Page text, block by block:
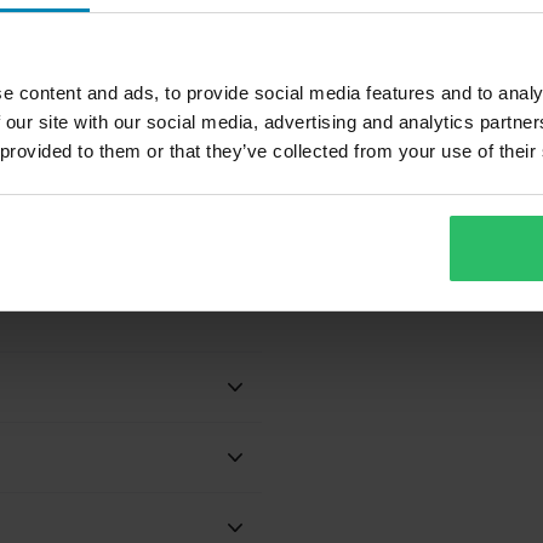
content and ads, to provide social media features and to
site with our social media, advertising and analytics
to them or that they’ve collected from your use of
och attraktiv grafik.
kort nässkydd, skruv- och
kindkuddar, Avtagbart foder,
7 489 kr -20%
9 350 kr
2 Recensioner
Fame Crosshjälm